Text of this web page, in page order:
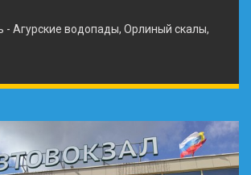
- Агурские водопады, Орлиный скалы,